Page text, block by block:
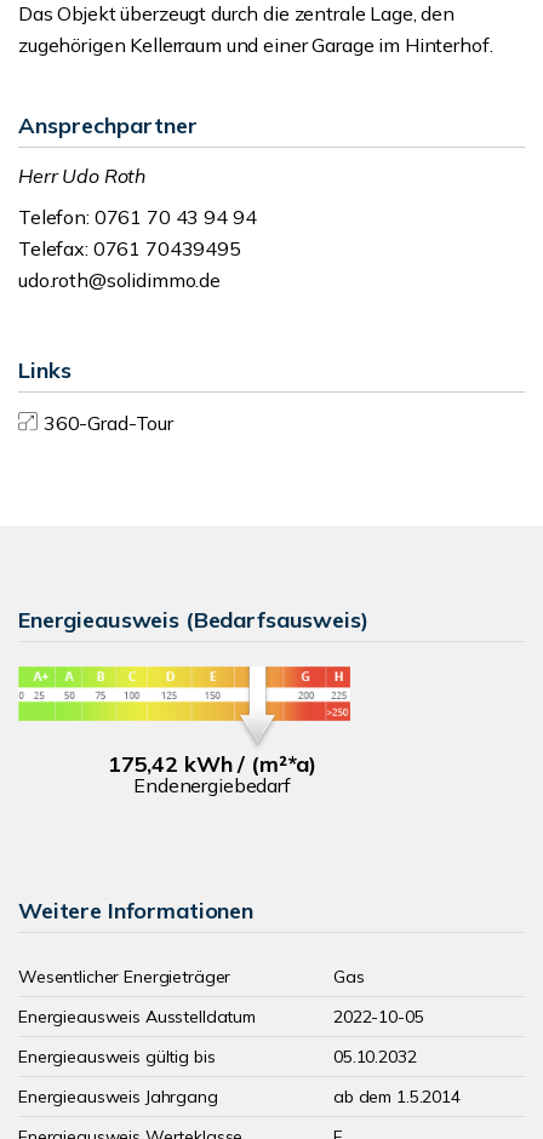
Das Objekt überzeugt durch die zentrale Lage, den
zugehörigen Kellerraum und einer Garage im Hinterhof.
Ansprechpartner
Herr Udo Roth
Telefon: 0761 70 43 94 94
Telefax: 0761 70439495
udo.roth@solidimmo.de
Links
360-Grad-Tour
Energieausweis (Bedarfsausweis)
175,42 kWh / (m²*a)
Endenergiebedarf
Weitere Informationen
Wesentlicher Energieträger
Gas
Energieausweis Ausstelldatum
2022-10-05
Energieausweis gültig bis
05.10.2032
Energieausweis Jahrgang
ab dem 1.5.2014